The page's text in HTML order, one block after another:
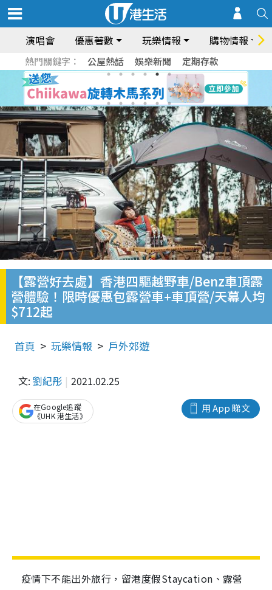
演唱會 優惠著數 玩樂情報 購物情報
熱門關鍵字： 公屋熱話 娛樂新聞 定期存款
【露營好去處】香港四驅越野車/Benz車頂露
營體驗！限時優惠包露營車+車頂營/天幕人均
$712起
首頁 玩樂情報 戶外郊遊
文: 劉紀彤 2021.02.25
用 App 睇文
在Google追蹤
《UHK 港生活》
疫情下不能出外旅行，留港度假Staycation、露營